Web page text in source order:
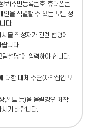
보(주민등록번호, 휴대폰번
인을 식별할 수 있는 모든 정
다.
물 작성자가 관련 법령에
니다.
설명”에 입력해야 합니다.
대한 대체 수단(자막삽입 또
,폰트 등)을 올릴경우 저작
기 바랍니다.